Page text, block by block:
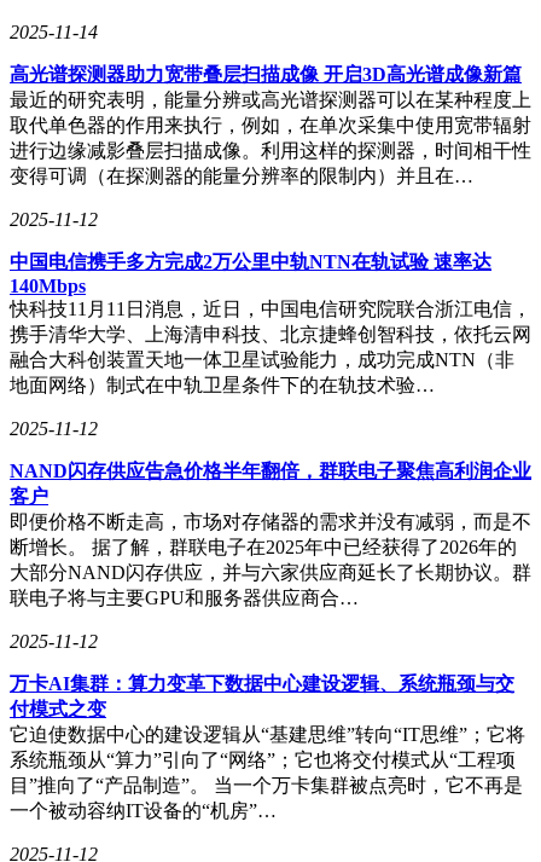
深圳市物联网产业协会自成立以来，为深圳市物联网产业的高
览会、搭建行业需求对接平台、组织行业峰会等活动，全面提
升了深圳物联网产业的影响力，激发了市场活力，促进了从业
人员素质的提升，构建了会员与名企的学习及合作渠道，发布
了多份行业调研报告和团体标准，为深圳市物联网产业的快速
发展奠定了坚实基础。
2025-11-14
高光谱探测器助力宽带叠层扫描成像 开启3D高光谱成像新篇
最近的研究表明，能量分辨或高光谱探测器可以在某种程度上
取代单色器的作用来执行，例如，在单次采集中使用宽带辐射
进行边缘减影叠层扫描成像。利用这样的探测器，时间相干性
变得可调（在探测器的能量分辨率的限制内）并且在…
2025-11-12
中国电信携手多方完成2万公里中轨NTN在轨试验 速率达
140Mbps
快科技11月11日消息，近日，中国电信研究院联合浙江电信，
携手清华大学、上海清申科技、北京捷蜂创智科技，依托云网
融合大科创装置天地一体卫星试验能力，成功完成NTN（非
地面网络）制式在中轨卫星条件下的在轨技术验…
2025-11-12
NAND闪存供应告急价格半年翻倍，群联电子聚焦高利润企业
客户
即便价格不断走高，市场对存储器的需求并没有减弱，而是不
断增长。 据了解，群联电子在2025年中已经获得了2026年的
大部分NAND闪存供应，并与六家供应商延长了长期协议。群
联电子将与主要GPU和服务器供应商合…
2025-11-12
万卡AI集群：算力变革下数据中心建设逻辑、系统瓶颈与交
付模式之变
它迫使数据中心的建设逻辑从“基建思维”转向“IT思维”；它将
系统瓶颈从“算力”引向了“网络”；它也将交付模式从“工程项
目”推向了“产品制造”。 当一个万卡集群被点亮时，它不再是
一个被动容纳IT设备的“机房”…
2025-11-12